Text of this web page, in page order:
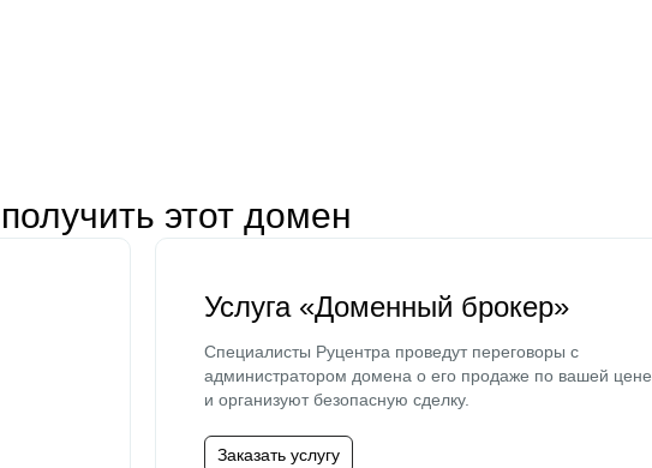
этот домен
Услуга «Доменный брокер»
Специалисты Руцентра проведут переговоры с
администратором домена о его продаже по вашей цене
и организуют безопасную сделку.
Заказать услугу